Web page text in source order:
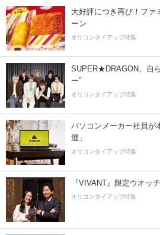
大好評につき再び！ファ
ーン
オリコンタイアップ特集
SUPER★DRAGON、自
ー”
オリコンタイアップ特集
パソコンメーカー社員が
選」
オリコンタイアップ特集
『VIVANT』限定ウオッ
オリコンタイアップ特集